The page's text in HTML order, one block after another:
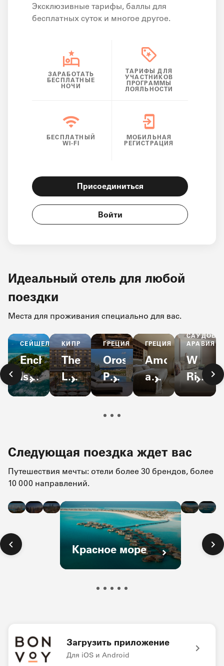
Эксклюзивные тарифы, баллы для
бесплатных суток и многое другое.
ЗАРАБОТАТЬ
БЕСПЛАТНЫЕ
НОЧИ
ТАРИФЫ ДЛЯ
УЧАСТНИКОВ
ПРОГРАММЫ
ЛОЯЛЬНОСТИ
БЕСПЛАТНЫЙ
WI-FI
МОБИЛЬНАЯ
РЕГИСТРАЦИЯ
Присоединиться
Войти
Идеальный отель для любой
поездки
Места для проживания специально для вас.
СЕЙШЕЛЫ
Enchanted
Island
Resort
КИПР
The
Landmark
Nicosia,
ГРЕЦИЯ
Orosea
Paros,
Autograph
ГРЕЦИЯ
Amoh,
a
Luxury
АРАВИЯ
W
Riyadh
-
Следующая поездка ждет вас
Путешествия мечты: отели более 30 брендов, более
10 000 направлений.
Красное море
Загрузить приложение
Для iOS и Android